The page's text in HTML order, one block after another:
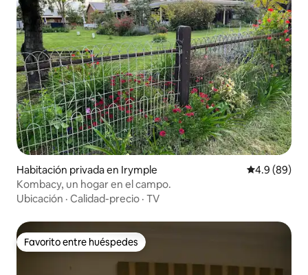
Habitación privada en Irymple Calificación
4.9 (89)
Kombacy, un hogar en el campo.
Ubicación · Calidad-precio · TV
Favorito entre huéspedes
Favorito entre huéspedes